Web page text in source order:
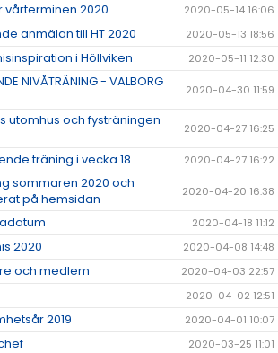
vårterminen 2020 2020-05-14 16:06
anmälan till HT 2020 2020-05-13 18:56
i Höllviken 2020-05-11 12:30
NIVÅTRÄNING - VALBORG
2020-04-30 11:59
utomhus och fysträningen
2020-04-27 16:25
träning i vecka 18 2020-04-27 16:22
sommaren 2020 och
på hemsidan
2020-04-20 16:38
2020-04-18 11:12
2020 2020-04-08 14:48
och medlem 2020-04-03 22:57
2020-04-02 12:51
2019 2020-04-01 10:07
2020-03-25 11:01